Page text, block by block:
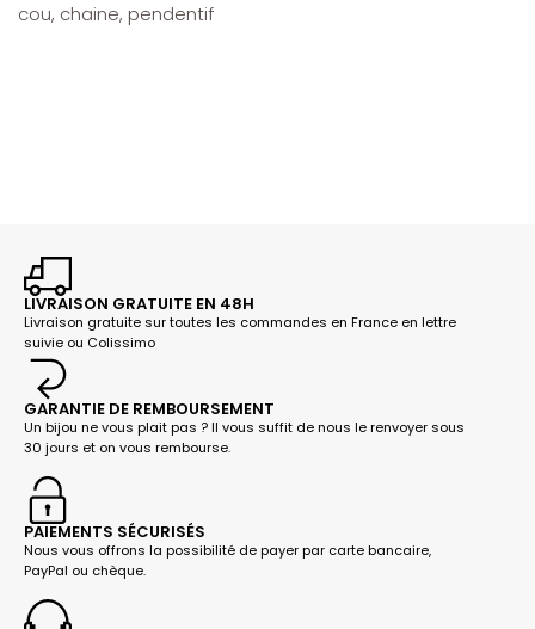
cou, chaine, pendentif
LIVRAISON GRATUITE EN 48H
Livraison gratuite sur toutes les commandes en France en lettre
suivie ou Colissimo
GARANTIE DE REMBOURSEMENT
Un bijou ne vous plait pas ? Il vous suffit de nous le renvoyer sous
30 jours et on vous rembourse.
PAIEMENTS SÉCURISÉS
Nous vous offrons la possibilité de payer par carte bancaire,
PayPal ou chèque.